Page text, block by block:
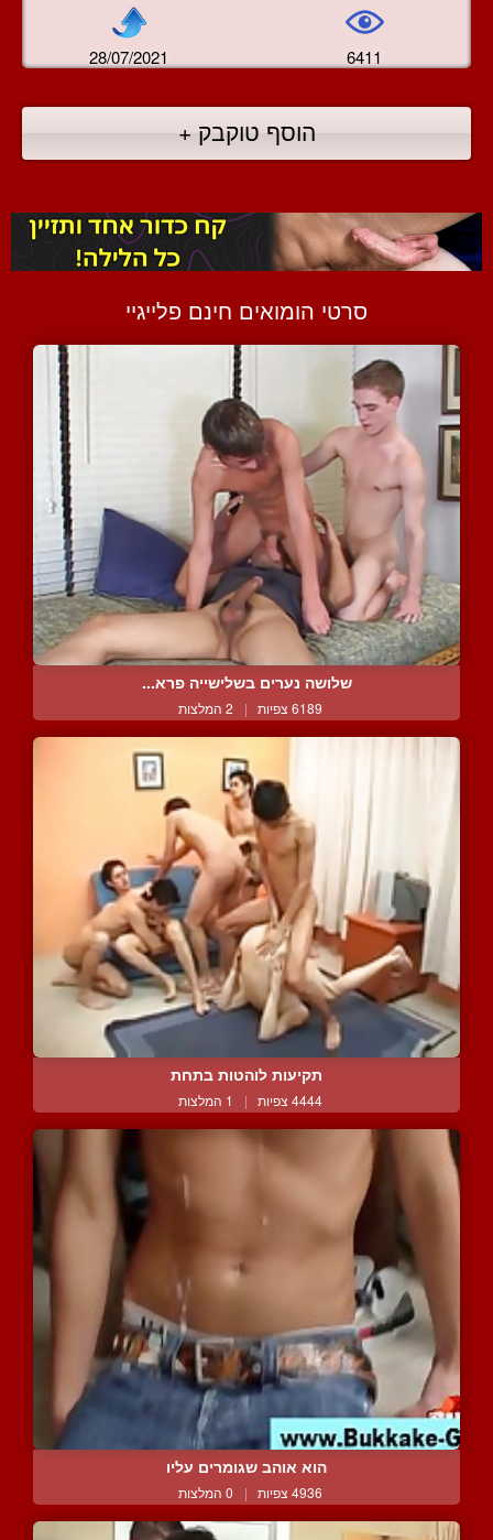
28/07/2021 6411
הוסף טוקבק +
סרטי הומואים חינם פלייגיי
שלושה נערים בשלישייה פרא...
6189 צפיות | 2 המלצות
תקיעות לוהטות בתחת
4444 צפיות | 1 המלצות
הוא אוהב שגומרים עליו
4936 צפיות | 0 המלצות